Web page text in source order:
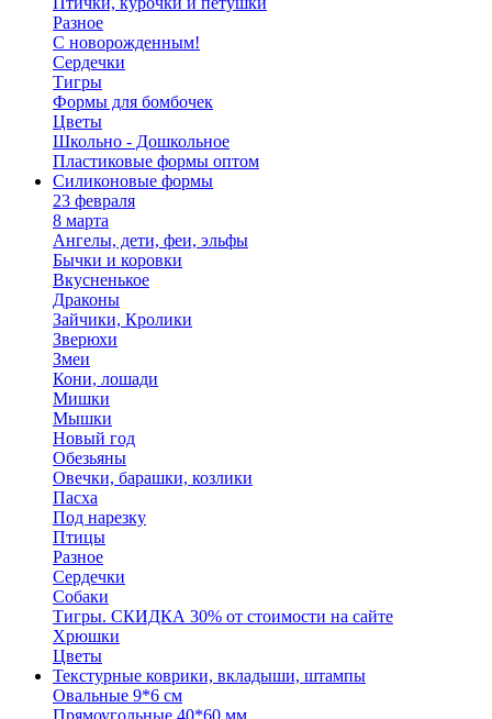
Разное
С новорожденным!
Сердечки
Тигры
Формы для бомбочек
Цветы
Школьно - Дошкольное
Пластиковые формы оптом
Силиконовые формы
23 февраля
8 марта
Ангелы, дети, феи, эльфы
Бычки и коровки
Вкусненькое
Драконы
Зайчики, Кролики
Зверюхи
Змеи
Кони, лошади
Мишки
Мышки
Новый год
Обезьяны
Овечки, барашки, козлики
Пасха
Под нарезку
Птицы
Разное
Сердечки
Собаки
Тигры. СКИДКА 30% от стоимости на сайте
Хрюшки
Цветы
Текстурные коврики, вкладыши, штампы
Овальные 9*6 см
Прямоугольные 40*60 мм